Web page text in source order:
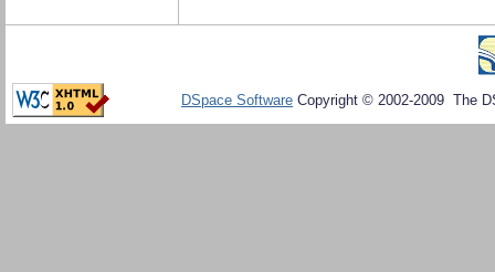
DSpace Software Copyright © 2002-2009 The